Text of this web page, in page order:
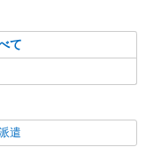
て
遣